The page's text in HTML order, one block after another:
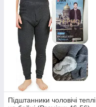
Підштанники чоловічі теплі